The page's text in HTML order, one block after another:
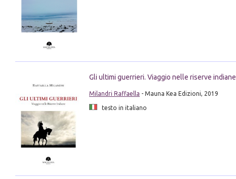
Gli ultimi guerrieri. Viaggio nelle riserve indiane
Milandri Raffaella - Mauna Kea Edizioni, 2019
testo in italiano